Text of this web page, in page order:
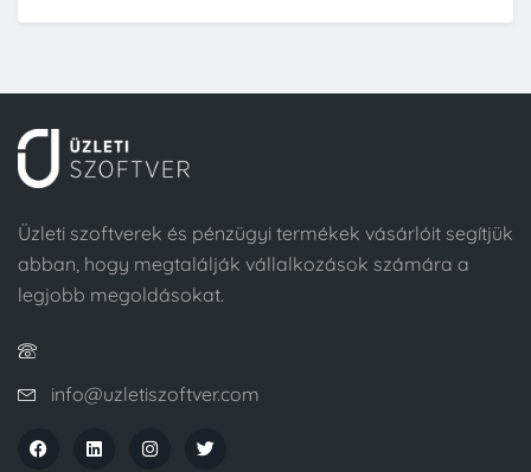
Üzleti szoftverek és pénzügyi termékek vásárlóit segítjük
abban, hogy megtalálják vállalkozások számára a
legjobb megoldásokat.
info@uzletiszoftver.com